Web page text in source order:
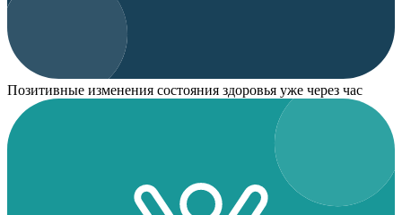
Позитивные изменения состояния здоровья уже через час